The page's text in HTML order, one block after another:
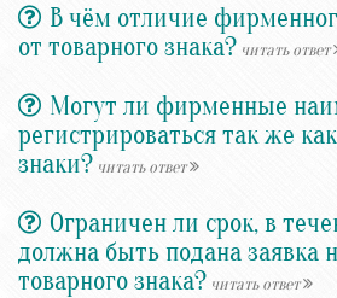
В чём отличие
от товарного знака? читать ответ
Могут ли фирменные
регистрироваться так же
знаки? читать ответ
Ограничен ли срок, в
должна быть подана заявка
товарного знака? читать ответ